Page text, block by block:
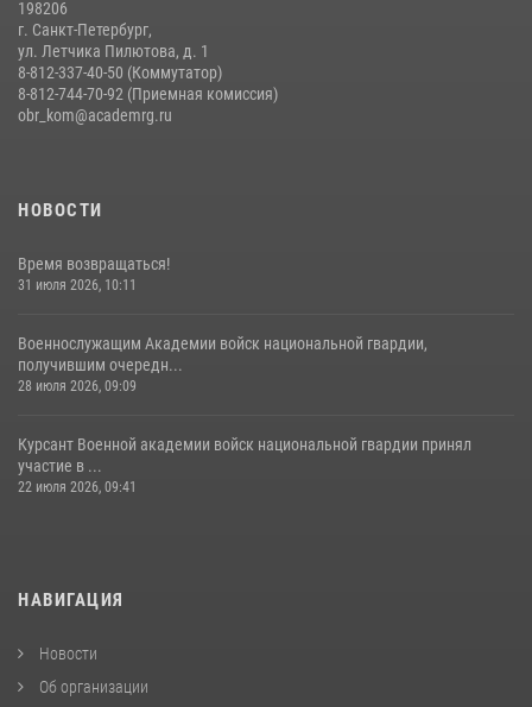
198206
г. Санкт-Петербург,
ул. Летчика Пилютова, д. 1
8-812-337-40-50 (Коммутатор)
8-812-744-70-92 (Приемная комиссия)
obr_kom@academrg.ru
НОВОСТИ
Время возвращаться!
31 июля 2026, 10:11
Военнослужащим Академии войск национальной гвардии,
получившим очередн...
28 июля 2026, 09:09
Курсант Военной академии войск национальной гвардии принял
участие в ...
22 июля 2026, 09:41
НАВИГАЦИЯ
Новости
Об организации